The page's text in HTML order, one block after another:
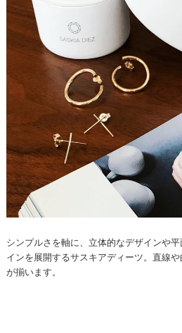
シンプルさを軸に、立体的なデザインや
インを展開するサスキアディーツ。直線
が揃います。